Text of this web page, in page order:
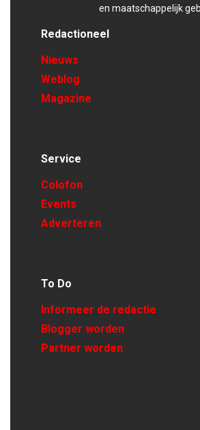
en maatschappelijk
Redactioneel
Nieuws
Weblog
Magazine
Service
Colofon
Events
Adverteren
To Do
Informeer de redactie
Blogger worden
Partner worden